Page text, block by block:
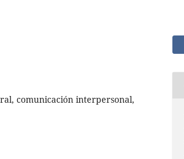
comunicación interpersonal,